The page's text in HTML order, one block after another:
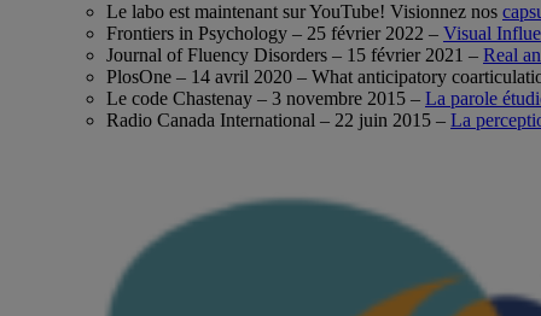
Le labo est maintenant sur YouTube! Visionnez nos
Frontiers in Psychology – 25 février 2022 – Visual
Journal of Fluency Disorders – 15 février 2021 – Real
PlosOne – 14 avril 2020 – What anticipatory
Le code Chastenay – 3 novembre 2015 – La parole
Radio Canada International – 22 juin 2015 – La